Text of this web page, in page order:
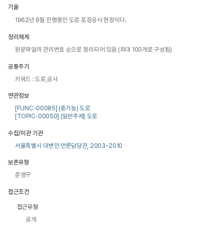
기술
1962년 8월 진행중인 도로 포장공사 현장이다.
정리체계
원문파일의 관리번호 순으로 정리되어 있음 (최대 100개로 구성됨)
공통주기
키워드 : 도로,공사
연관정보
[FUNC-00085] (중기능) 도로
[TOPIC-00050] (일반주제) 도로
수집/이관 기관
서울특별시 대변인 언론담당관, 2003~2010
보존유형
준영구
접근조건
접근유형
공개